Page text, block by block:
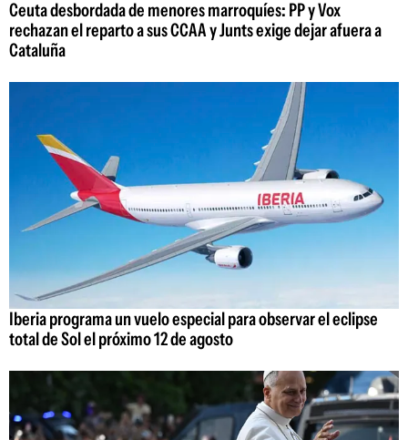
Ceuta desbordada de menores marroquíes: PP y Vox
rechazan el reparto a sus CCAA y Junts exige dejar afuera a
Cataluña
Iberia programa un vuelo especial para observar el eclipse
total de Sol el próximo 12 de agosto